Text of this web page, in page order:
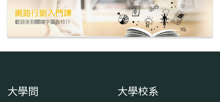
大學問 大學校系